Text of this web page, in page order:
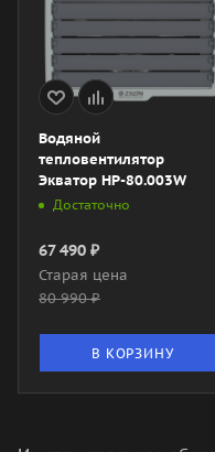
Водяной
тепловентилятор
Экватор HP-80.003W
Достаточно
67 490 ₽
Старая цена
80 990₽
В КОРЗИНУ